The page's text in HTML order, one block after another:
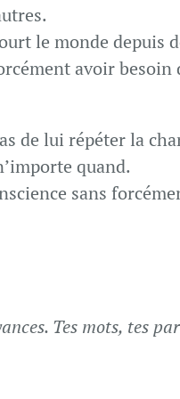
le monde depuis
avoir besoin
de lui répéter la
quand.
sans
Tes mots, tes